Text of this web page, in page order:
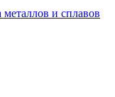
металлов и сплавов